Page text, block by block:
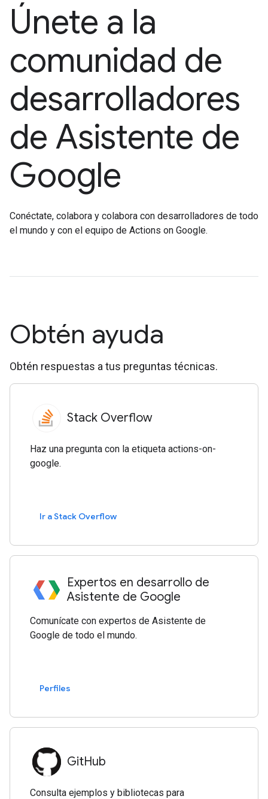
Únete a la
comunidad de
desarrolladores
de Asistente de
Google
Conéctate, colabora y colabora con desarrolladores de todo
el mundo y con el equipo de Actions on Google.
Obtén ayuda
Obtén respuestas a tus preguntas técnicas.
Stack Overflow
Haz una pregunta con la etiqueta actions-on-
google.
Ir a Stack Overflow
Expertos en desarrollo de
Asistente de Google
Comunícate con expertos de Asistente de
Google de todo el mundo.
Perfiles
GitHub
Consulta ejemplos y bibliotecas para